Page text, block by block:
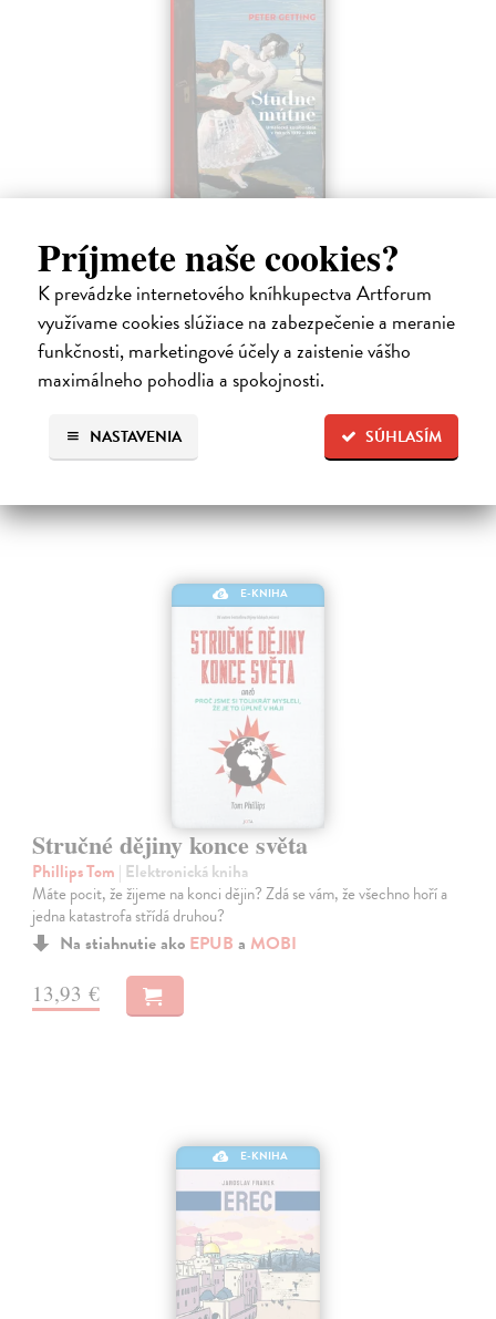
Príjmete naše cookies?
K prevádzke internetového kníhkupectva Artforum
využívame cookies slúžiace na zabezpečenie a meranie
funkčnosti, marketingové účely a zaistenie vášho
maximálneho pohodlia a spokojnosti.
SÚHLASÍM
NASTAVENIA
Studne mútne
Getting Peter| Elektronická kniha
Sú ikonickými postavami našej kultúry. Postavili im sochy a
pomenovali po nich ulice, majú svoje nespochybniteľné miesto v
lexikónoch literatúry aj učebniciach, slovenské moderné umenie sa
bez nich nedá…
Na stiahnutie akoEPUB,MOBIaPDF
14,90 €
E-KNIHA
Stručné dějiny konce světa
Phillips Tom | Elektronická kniha
Máte pocit, že žijeme na konci dějin? Zdá se vám, že všechno hoří a
jedna katastrofa střídá druhou?
Na stiahnutie ako EPUB a MOBI
13,93 €
E-KNIHA